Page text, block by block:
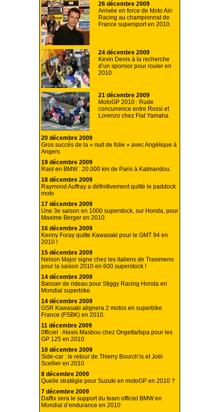
26 décembre 2009
Arrivée en force de Moto Ain
Racing au championnat de
France supersport en 2010.
24 décembre 2009
Kevin Denis à la recherche
d’un sponsor pour rouler en
2010.
21 décembre 2009
MotoGP 2010 : Rude
concurrence entre Rossi et
Lorenzo chez Fiat Yamaha
20 décembre 2009
Gros succès de la « nuit de folie » avec Angélique à
Angers
19 décembre 2009
Raid en BMW : 20.000 km de Paris à Katmandou.
18 décembre 2009
Raymond Auffray a définitivement quitté le paddock
moto
17 décembre 2009
Une 3e saison en 1000 superstock, sur Honda, pour
Maxime Berger en 2010
16 décembre 2009
Kenny Foray quitte Kawasaki pour le GMT 94 en
2010 !
15 décembre 2009
Nelson Major signe chez les italiens de Trasimeno
pour la saison 2010 en 600 superstock !
14 décembre 2009
Baisser de rideau pour Stiggy Racing Honda en
Mondial superbike
14 décembre 2009
GSR Kawasaki alignera 2 motos en superbike
France (FSBK) en 2010.
11 décembre 2009
0fficiel : Alexis Masbou chez Ongetta/Ispa pour les
GP 125 en 2010
10 décembre 2009
Side-car : le retour de Thierry Bourch’is et Joël
Scellier en 2010
8 décembre 2009
Quelle stratégie pour Suzuki en motoGP en 2010 ?
7 décembre 2009
Daffix sera le support du team officiel BMW en
Mondial d’endurance en 2010